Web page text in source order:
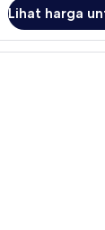
Lihat harga
Seprai